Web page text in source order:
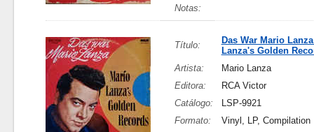
Notas:
Título:
Das War Mario
Lanza's Golden
Artista:
Mario Lanza
Editora:
RCA Victor
Catálogo:
LSP-9921
Formato:
Vinyl, LP, Compilation